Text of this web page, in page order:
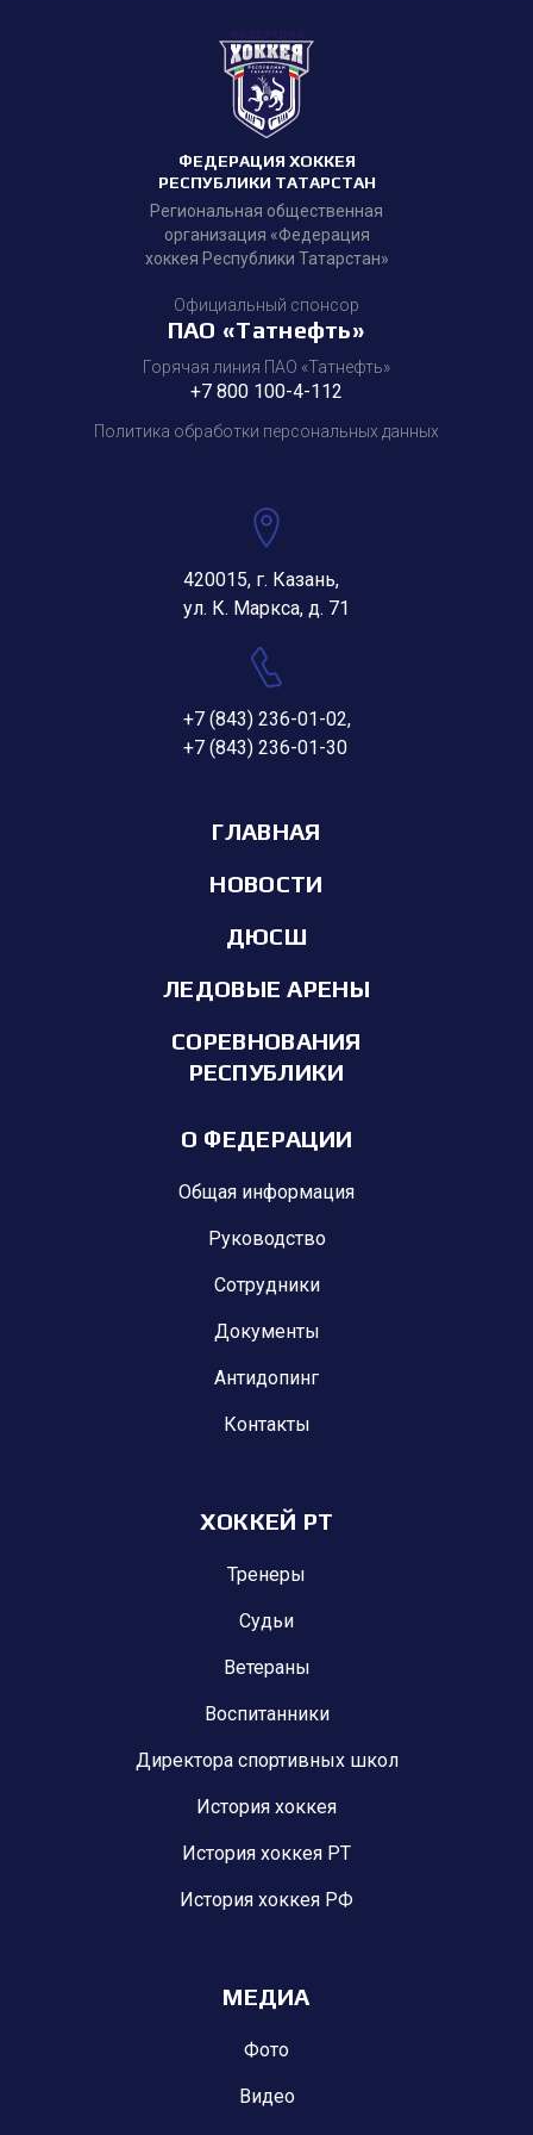
ФЕДЕРАЦИЯ ХОККЕЯ
РЕСПУБЛИКИ ТАТАРСТАН
Региональная общественная
организация «Федерация
хоккея Республики Татарстан»
Официальный спонсор
ПАО «Татнефть»
Горячая линия ПАО «Татнефть»
+7 800 100-4-112
Политика обработки персональных данных
420015, г. Казань,
ул. К. Маркса, д. 71
+7 (843) 236-01-02,
+7 (843) 236-01-30
ГЛАВНАЯ
НОВОСТИ
ДЮСШ
ЛЕДОВЫЕ АРЕНЫ
СОРЕВНОВАНИЯ
РЕСПУБЛИКИ
О ФЕДЕРАЦИИ
Общая информация
Руководство
Сотрудники
Документы
Антидопинг
Контакты
ХОККЕЙ РТ
Тренеры
Судьи
Ветераны
Воспитанники
Директора спортивных школ
История хоккея
История хоккея РТ
История хоккея РФ
МЕДИА
Фото
Видео